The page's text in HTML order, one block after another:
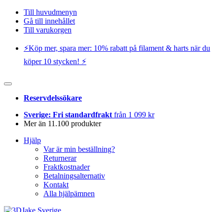
Till huvudmenyn
Gå till innehållet
Till varukorgen
⚡️Köp mer, spara mer: 10% rabatt på filament & harts när du
köper 10 stycken! ⚡️
Reservdelssökare
Sverige: Fri standardfrakt från 1 099 kr
Mer än 11.100 produkter
Hjälp
Var är min beställning?
Returnerar
Fraktkostnader
Betalningsalternativ
Kontakt
Alla hjälpämnen